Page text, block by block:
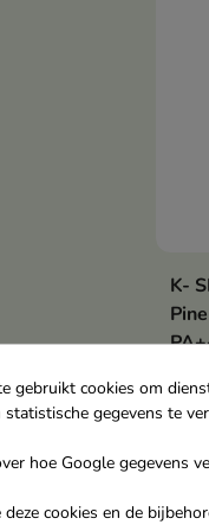
K-
gebruikt cookies om
gegevens te
hoe Google gegevens
deze cookies en de